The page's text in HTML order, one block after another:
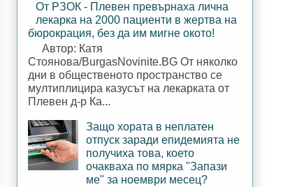
От РЗОК - Плевен превърнаха лична
лекарка на 2000 пациенти в жертва на
бюрокрация, без да им мигне окото!
Автор: Катя
Стоянова/BurgasNovinite.BG От няколко
дни в общественото пространство се
мултиплицира казусът на лекарката от
Плевен д-р Ка...
Защо хората в неплатен
отпуск заради епидемията не
получиха това, което
очакваха по мярка "Запази
ме" за ноември месец?